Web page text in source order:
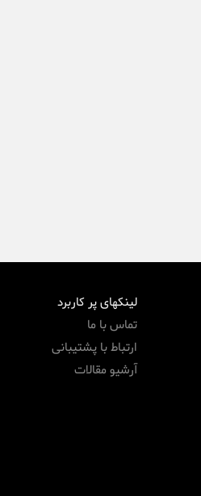
لینکهای پر کاربرد
تماس با ما
ارتباط با پشتیبانی
آرشیو مقالات